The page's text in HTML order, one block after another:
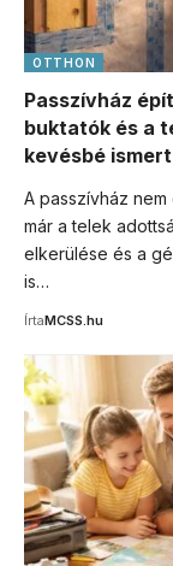
OTTHON
Passzívház
buktatók és a
kevésbé
A passzívház
már a telek
elkerülése és a
is…
ÍrtaMCSS.hu